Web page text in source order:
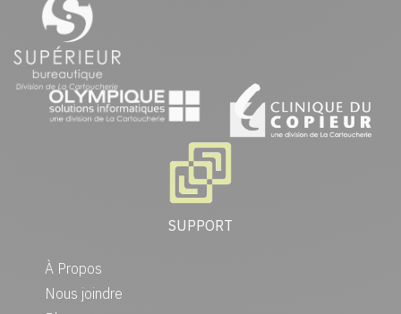
SUPPORT
À Propos
Nous joindre